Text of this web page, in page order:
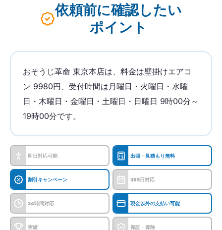
依頼前に確認したい
ポイント
おそうじ革命 東京本店は、料金は壁掛けエアコ
ン 9980円、受付時間は月曜日・火曜日・水曜
日・木曜日・金曜日・土曜日・日曜日 9時00分～
19時00分です。
即日対応可能 出張・見積もり無料
割引キャンペーン 365日対応
24時間対応 現金以外の支払い可能
実績 保証・保険